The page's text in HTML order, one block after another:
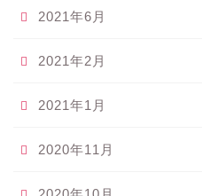
2021年6月
2021年2月
2021年1月
2020年11月